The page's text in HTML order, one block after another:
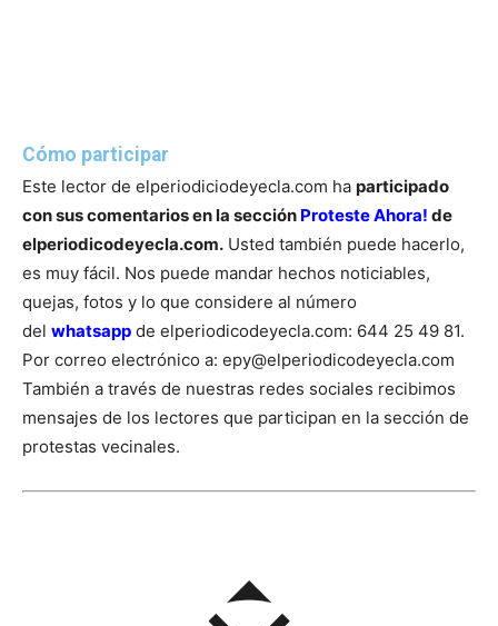
Cómo participar
Este lector de elperiodiciodeyecla.com ha participado
con sus comentarios en la sección Proteste Ahora! de
elperiodicodeyecla.com. Usted también puede hacerlo,
es muy fácil. Nos puede mandar hechos noticiables,
quejas, fotos y lo que considere al número
del whatsapp de elperiodicodeyecla.com: 644 25 49 81.
Por correo electrónico a: epy@elperiodicodeyecla.com
También a través de nuestras redes sociales recibimos
mensajes de los lectores que participan en la sección de
protestas vecinales.